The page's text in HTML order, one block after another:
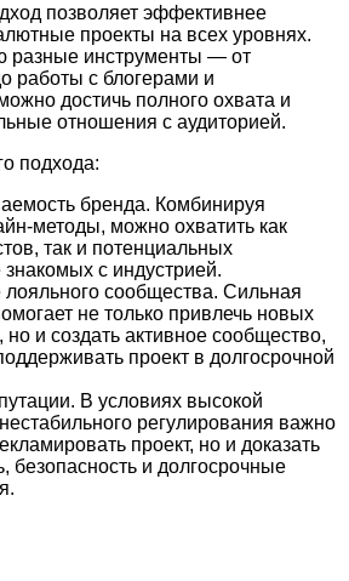
позволяет эффективнее
проекты на всех уровнях.
разные инструменты — от
работы с блогерами и
достичь полного охвата и
отношения с аудиторией.
подхода:
бренда. Комбинируя
методы, можно охватить как
так и потенциальных
знакомых с индустрией.
сообщества. Сильная
не только привлечь новых
но и создать активное сообщество,
проект в долгосрочной
В условиях высокой
регулирования важно
проект, но и доказать
безопасность и долгосрочные